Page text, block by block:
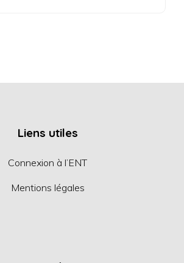
Liens utiles
Connexion à l’ENT
Mentions légales